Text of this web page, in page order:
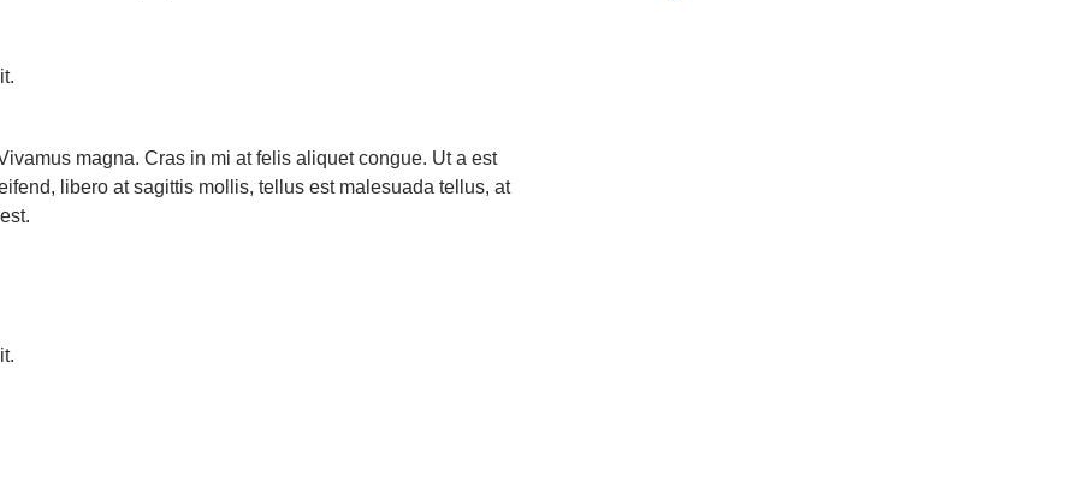
magna. Cras in mi at felis aliquet congue. Ut a est
libero at sagittis mollis, tellus est malesuada tellus, at